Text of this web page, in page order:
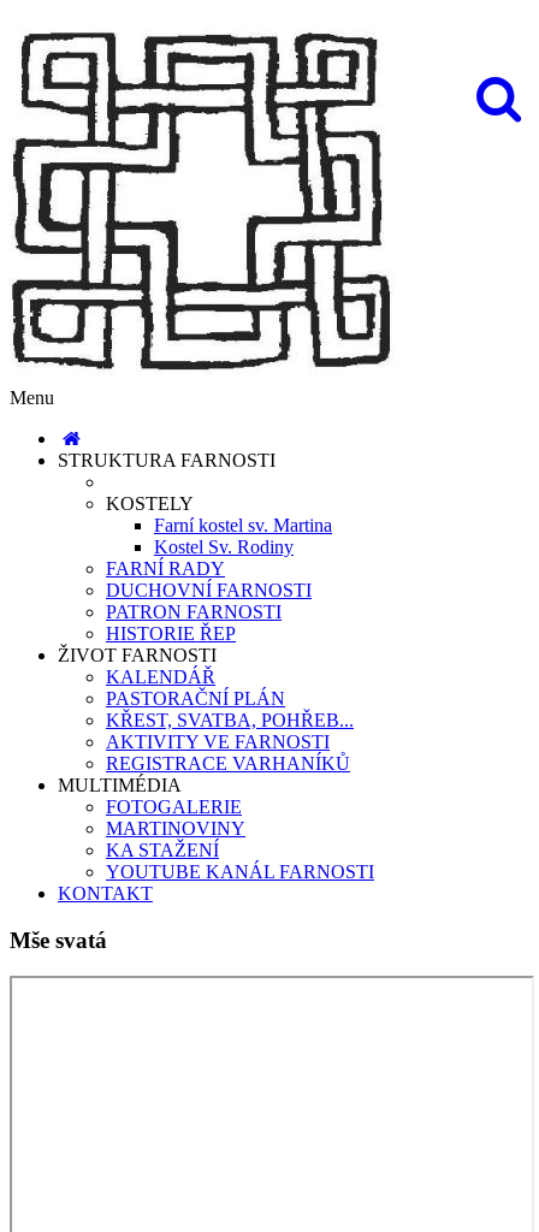
Menu
STRUKTURA FARNOSTI
KOSTELY
Farní kostel sv. Martina
Kostel Sv. Rodiny
FARNÍ RADY
DUCHOVNÍ FARNOSTI
PATRON FARNOSTI
HISTORIE ŘEP
ŽIVOT FARNOSTI
KALENDÁŘ
PASTORAČNÍ PLÁN
KŘEST, SVATBA, POHŘEB...
AKTIVITY VE FARNOSTI
REGISTRACE VARHANÍKŮ
MULTIMÉDIA
FOTOGALERIE
MARTINOVINY
KA STAŽENÍ
YOUTUBE KANÁL FARNOSTI
KONTAKT
Mše svatá